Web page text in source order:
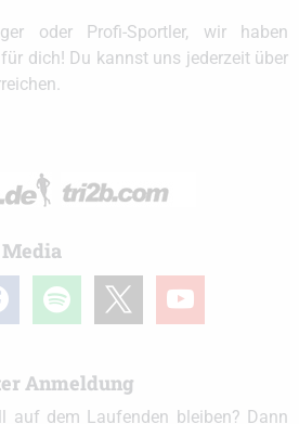
oder Profi-Sportler, wir haben
dich! Du kannst uns jederzeit über
spotify youtube
Anmeldung
auf dem Laufenden bleiben? Dann